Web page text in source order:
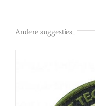
Andere suggesties…